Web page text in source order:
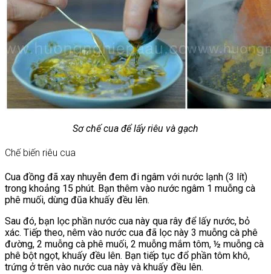
Sơ chế cua để lấy riêu và gạch
Chế biến riêu cua
Cua đồng đã xay nhuyễn đem đi ngâm với nước lạnh (3 lít)
trong khoảng 15 phút. Bạn thêm vào nước ngâm 1 muỗng cà
phê muối, dùng đũa khuấy đều lên.
Sau đó, bạn lọc phần nước cua này qua rây để lấy nước, bỏ
xác. Tiếp theo, nêm vào nước cua đã lọc này 3 muỗng cà phê
đường, 2 muỗng cà phê muối, 2 muỗng mắm tôm, ½ muỗng cà
phê bột ngọt, khuấy đều lên. Bạn tiếp tục đổ phần tôm khô,
trứng ở trên vào nước cua này và khuấy đều lên.